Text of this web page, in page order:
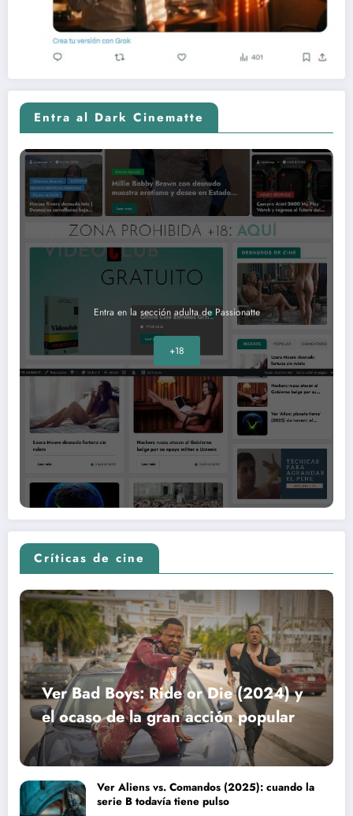
Entra al Dark Cinematte
Entra en la sección adulta de Passionatte
+18
Críticas de cine
Ver Bad Boys: Ride or Die (2024) y
el ocaso de la gran acción popular
Ver Aliens vs. Comandos (2025): cuando la
serie B todavía tiene pulso